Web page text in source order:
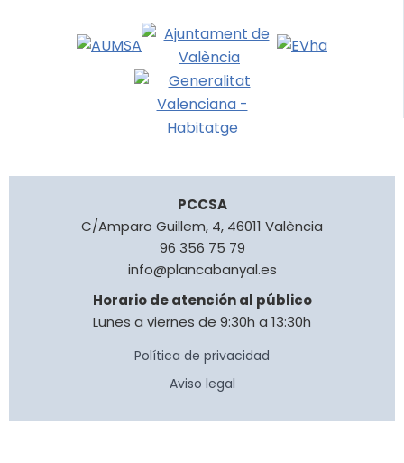
PCCSA
C/Amparo Guillem, 4, 46011 València
96 356 75 79
info@plancabanyal.es
Horario de atención al público
Lunes a viernes de 9:30h a 13:30h
Política de privacidad
Aviso legal